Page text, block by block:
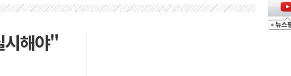
카드, 박재범·실리카겔 등 8~9월 공연 라인업 공개
신축 아파트서 외벽 테라스 떨어져…SK에코플랜트 "전수 조사"
가 다른 글로벌 투자 정보 GAM - 맛보기편 (8/7)
시해야"